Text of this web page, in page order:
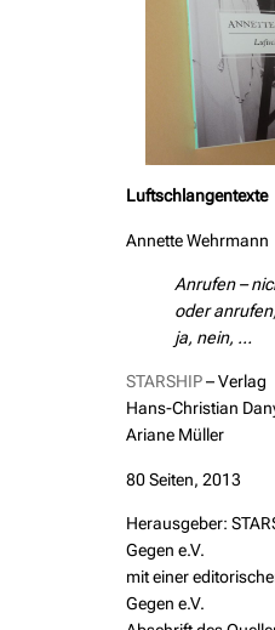
Luftschlangentexte
Annette Wehrmann
Anrufen –
oder
ja, nein, …
STARSHIP– Verlag
Hans-Christian
Ariane Müller
80 Seiten, 2013
Herausgeber:
Gegen e.V.
mit einer
Gegen e.V.